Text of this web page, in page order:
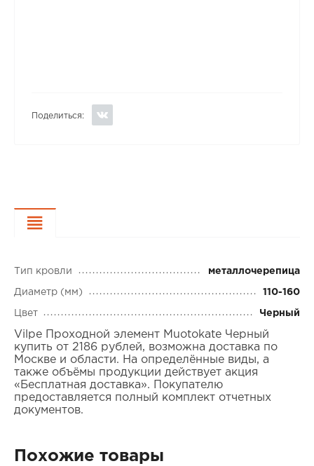
Поделиться:
Тип кровли металлочерепица
Диаметр (мм) 110-160
Цвет Черный
Vilpe Проходной элемент Muotokate Черный
купить от 2186 рублей, возможна доставка по
Москве и области. На определённые виды, а
также объёмы продукции действует акция
«Бесплатная доставка». Покупателю
предоставляется полный комплект отчетных
документов.
Похожие товары